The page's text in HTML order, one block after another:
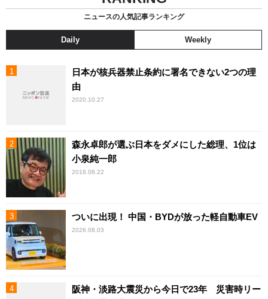
ニュースの人気記事ランキング
Daily Weekly
日本が核兵器禁止条約に署名できない2つの理
由
2020.10.27
森永卓郎が選ぶ日本をダメにした総理、1位は
小泉純一郎
2018.08.22
ついに出現！ 中国・BYDが放った軽自動車EV
2026.08.03
阪神・淡路大震災から今日で23年 災害時リー